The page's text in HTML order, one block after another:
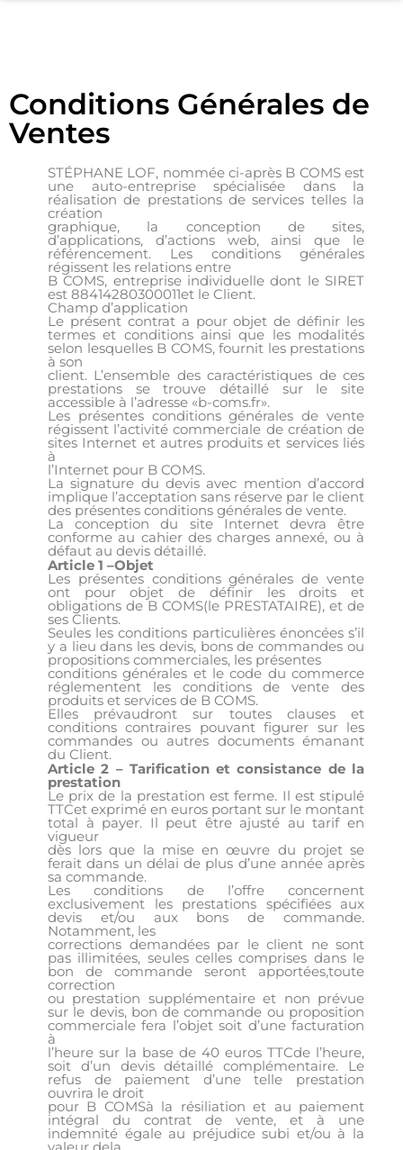
Conditions Générales de
Ventes
STÉPHANE LOF, nommée ci-après B COMS est
une auto-entreprise spécialisée dans la
réalisation de prestations de services telles la
création
graphique, la conception de sites,
d’applications, d’actions web, ainsi que le
référencement. Les conditions générales
régissent les relations entre
B COMS, entreprise individuelle dont le SIRET
est 88414280300011et le Client.
Champ d’application
Le présent contrat a pour objet de définir les
termes et conditions ainsi que les modalités
selon lesquelles B COMS, fournit les prestations
à son
client. L’ensemble des caractéristiques de ces
prestations se trouve détaillé sur le site
accessible à l’adresse «b-coms.fr».
Les présentes conditions générales de vente
régissent l’activité commerciale de création de
sites Internet et autres produits et services liés
à
l’Internet pour B COMS.
La signature du devis avec mention d’accord
implique l’acceptation sans réserve par le client
des présentes conditions générales de vente.
La conception du site Internet devra être
conforme au cahier des charges annexé, ou à
défaut au devis détaillé.
Article 1 –Objet
Les présentes conditions générales de vente
ont pour objet de définir les droits et
obligations de B COMS(le PRESTATAIRE), et de
ses Clients.
Seules les conditions particulières énoncées s’il
y a lieu dans les devis, bons de commandes ou
propositions commerciales, les présentes
conditions générales et le code du commerce
réglementent les conditions de vente des
produits et services de B COMS.
Elles prévaudront sur toutes clauses et
conditions contraires pouvant figurer sur les
commandes ou autres documents émanant
du Client.
Article 2 – Tarification et consistance de la
prestation
Le prix de la prestation est ferme. Il est stipulé
TTCet exprimé en euros portant sur le montant
total à payer. Il peut être ajusté au tarif en
vigueur
dès lors que la mise en œuvre du projet se
ferait dans un délai de plus d’une année après
sa commande.
Les conditions de l’offre concernent
exclusivement les prestations spécifiées aux
devis et/ou aux bons de commande.
Notamment, les
corrections demandées par le client ne sont
pas illimitées, seules celles comprises dans le
bon de commande seront apportées,toute
correction
ou prestation supplémentaire et non prévue
sur le devis, bon de commande ou proposition
commerciale fera l’objet soit d’une facturation
à
l’heure sur la base de 40 euros TTCde l’heure,
soit d’un devis détaillé complémentaire. Le
refus de paiement d’une telle prestation
ouvrira le droit
pour B COMSà la résiliation et au paiement
intégral du contrat de vente, et à une
indemnité égale au préjudice subi et/ou à la